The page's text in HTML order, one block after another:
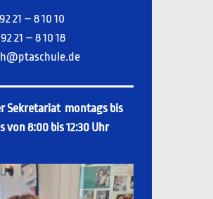
21 – 8 10 10
21 – 8 10 18
Sekretariat montags bis
von 8:00 bis 12:30 Uhr